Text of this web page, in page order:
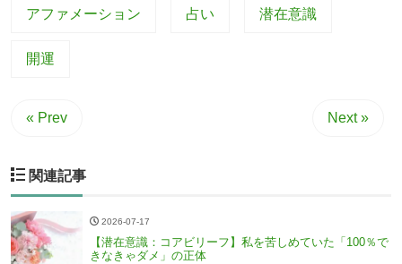
アファメーション 占い 潜在意識
開運
« Prev Next »
関連記事
2026-07-17
【潜在意識：コアビリーフ】私を苦しめていた「100％で
きなきゃダメ」の正体